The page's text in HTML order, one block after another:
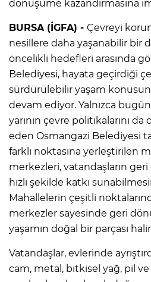
dönüşüme kazandırmasına
BURSA (İGFA) - Çevreyi
nesillere daha yaşanabilir bir
öncelikli hedefleri arasında
Belediyesi, hayata geçirdiği
sürdürülebilir yaşam
devam ediyor. Yalnızca
yarının çevre politikalarını
eden Osmangazi Belediyesi
farklı noktasına yerleştirilen
merkezleri, vatandaşların
hızlı şekilde katkı
Mahallelerin çeşitli
merkezler sayesinde geri
yaşamın doğal bir parçası
Vatandaşlar, evlerinde
cam, metal, bitkisel yağ, pil